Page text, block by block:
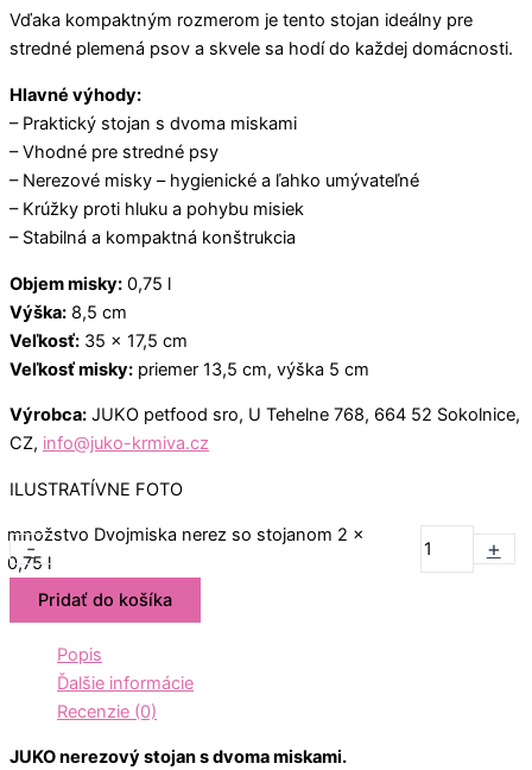
Vďaka kompaktným rozmerom je tento stojan ideálny pre
stredné plemená psov a skvele sa hodí do každej domácnosti.
Hlavné výhody:
– Praktický stojan s dvoma miskami
– Vhodné pre stredné psy
– Nerezové misky – hygienické a ľahko umývateľné
– Krúžky proti hluku a pohybu misiek
– Stabilná a kompaktná konštrukcia
Objem misky: 0,75 l
Výška: 8,5 cm
Veľkosť: 35 x 17,5 cm
Veľkosť misky: priemer 13,5 cm, výška 5 cm
Výrobca: JUKO petfood sro, U Tehelne 768, 664 52 Sokolnice,
CZ, info@juko-krmiva.cz
ILUSTRATÍVNE FOTO
-
množstvo Dvojmiska nerez so stojanom 2 x
0,75 l
+
Pridať do košíka
Popis
Ďalšie informácie
Recenzie (0)
JUKO nerezový stojan s dvoma miskami.